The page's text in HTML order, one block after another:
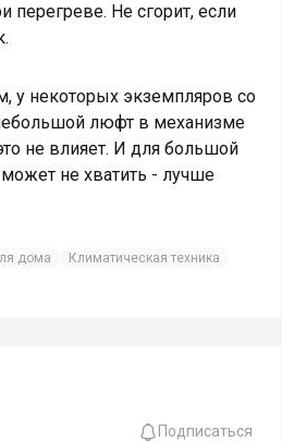
перегреве. Не сгорит, если
у некоторых экземпляров со
люфт в механизме
не влияет. И для большой
не хватить - лучше
дома
Климатическая техника
Подписаться